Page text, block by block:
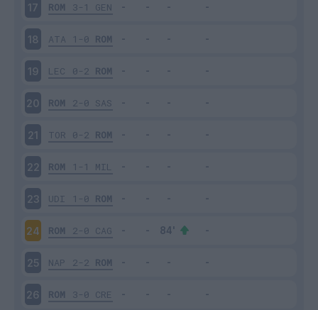
17 ROM 3-1 GEN
18 ATA 1-0 ROM
19 LEC 0-2 ROM
20 ROM 2-0 SAS
21 TOR 0-2 ROM
22 ROM 1-1 MIL
23 UDI 1-0 ROM
24 ROM 2-0 CAG
25 NAP 2-2 ROM
26 ROM 3-0 CRE